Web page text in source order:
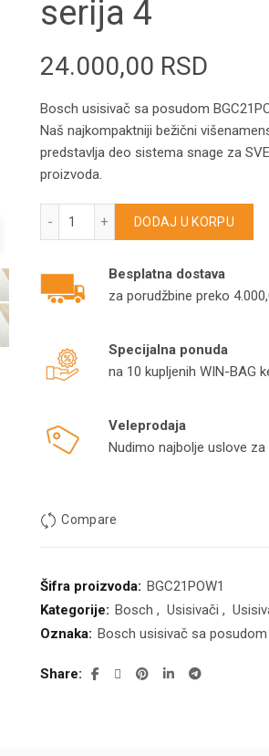
serija 4
24.000,00 RSD
Bosch usisivač sa posudom
Naš najkompaktniji bežični
predstavlja deo sistema snage za
proizvoda.
DODAJ U KORPU
Besplatna dostava
za porudžbine preko
Specijalna ponuda
na 10 kupljenih WIN-BAG
Veleprodaja
Nudimo najbolje uslove za
Compare
Šifra proizvoda: BGC21POW1
Kategorije: Bosch , Usisivači ,
Oznaka: Bosch usisivač sa posudom
Share